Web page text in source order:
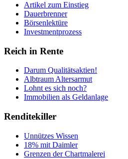
Artikel zum Einstieg
Dauerbrenner
Börsenlektüre
Investmentprozess
Reich in Rente
Darum Qualitätsaktien!
Albtraum Altersarmut
Lohnt es sich noch?
Immobilien als Geldanlage
Renditekiller
Unnützes Wissen
18% mit Daimler
Grenzen der Chartmalerei